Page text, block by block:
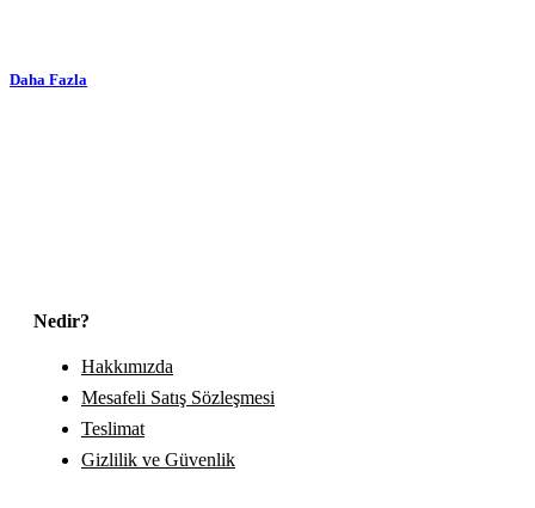
Daha Fazla
Nedir?
Hakkımızda
Mesafeli Satış Sözleşmesi
Teslimat
Gizlilik ve Güvenlik